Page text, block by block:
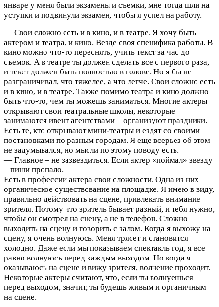
январе у меня были экзамены и съемки, мне тогда шли на
уступки и подвинули экзамен, чтобы я успел на работу.
— Свои сложно есть и в кино, и в театре. Я хочу быть
актером и театра, и кино. Везде своя специфика работы. В
кино можно что-то переснять, учить текст за час до
съемок. А в театре ты должен сделать все с первого раза,
и текст должен быть полностью в голове. Но я бы не
разграничивал, что тяжелее, а что легче. Свои сложно есть
и в кино, и в театре. Также помимо театра и кино должно
быть что-то, чем ты можешь заниматься. Многие актеры
открывают свои театральные школы, некоторые
занимаются ивент агентствами – организуют праздники.
Есть те, кто открывают мини-театры и ездят со своими
постановками по разным городам. Я еще всерьез об этом
не задумывался, но мысли по этому поводу есть.
— Главное – не зазвездиться. Если актер «поймал» звезду
– пиши пропало.
Есть в профессии актера свои сложности. Одна из них –
органическое существование на площадке. Я имею в виду,
правильно действовать на сцене, привлекать внимание
зрителя. Потому что зритель бывает разный, и тебя нужно,
чтобы он смотрел на сцену, а не в телефон. Сложно
выходить на сцену и говорить с залом. Когда я выхожу на
сцену, я очень волнуюсь. Меня трясет и становится
холодно. Даже если мы показываем спектакль год, я все
равно волнуюсь перед каждым выходом. Но когда я
оказываюсь на сцене и вижу зрителя, волнение проходит.
Некоторые актеры считают, что, если ты волнуешься
перед выходом, значит, ты будешь живым и органичным
на сцене.